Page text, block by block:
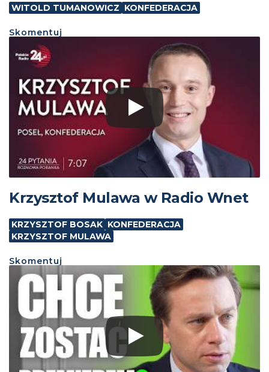
WITOLD TUMANOWICZ KONFEDERACJA
Skomentuj
Krzysztof Mulawa w Radio Wnet
KRZYSZTOF BOSAK KONFEDERACJA
KRZYSZTOF MULAWA
Skomentuj